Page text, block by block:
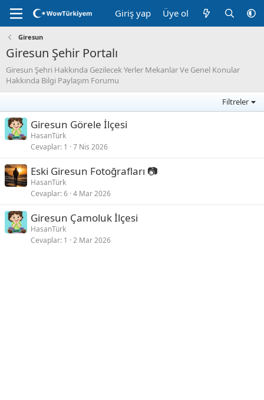
Giriş yap Üye ol
Giresun
Giresun Şehir Portalı
Giresun Şehri Hakkında Gezilecek Yerler Mekanlar Ve Genel Konular
Hakkında Bilgi Paylaşım Forumu
Filtreler
Giresun Görele İlçesi
HasanTürk
Cevaplar 1 7 Nis 2026
Eski Giresun Fotoğrafları 📷
HasanTürk
Cevaplar 6 4 Mar 2026
Giresun Çamoluk İlçesi
HasanTürk
Cevaplar 1 2 Mar 2026